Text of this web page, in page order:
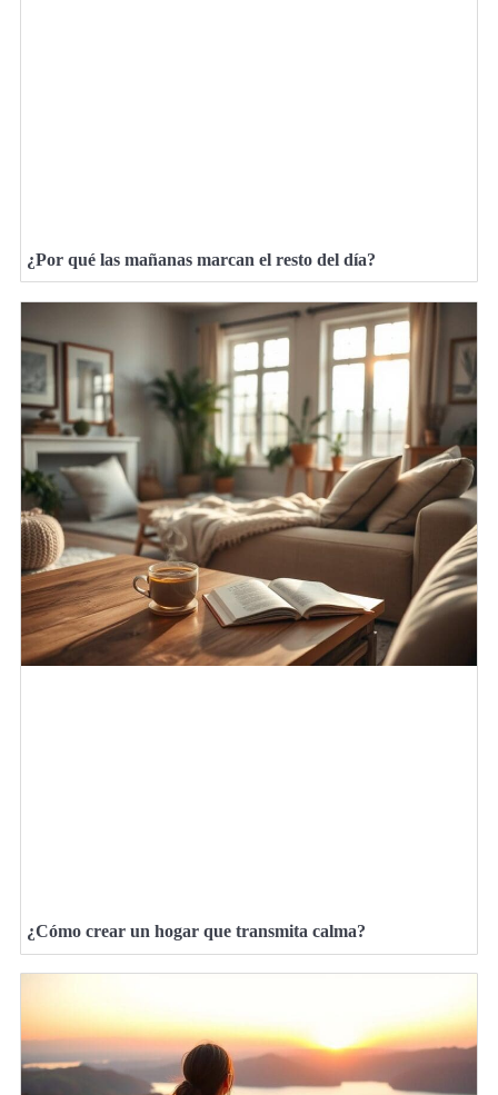
¿Por qué las mañanas marcan el resto del día?
¿Cómo crear un hogar que transmita calma?